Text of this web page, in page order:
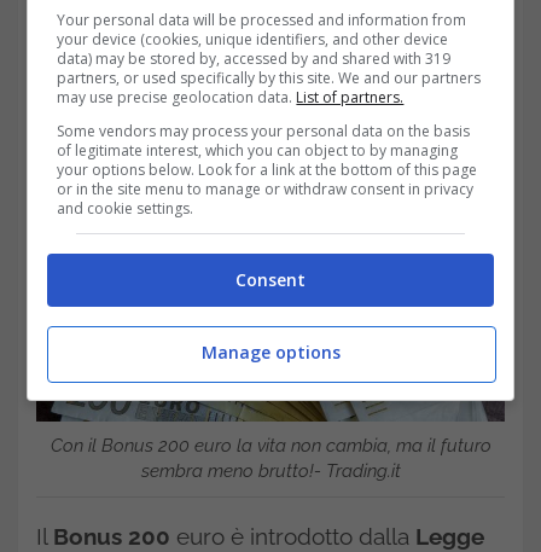
Con il Bonus 200 euro la vita non cambia, ma il futuro
sembra meno brutto!- Trading.it
Il Bonus 200 euro è introdotto dalla Legge
Your personal data will be processed and information from
your device (cookies, unique identifiers, and other device
data) may be stored by, accessed by and shared with 319
partners, or used specifically by this site. We and our partners
may use precise geolocation data. List of partners.
Some vendors may process your personal data on the basis
of legitimate interest, which you can object to by managing
your options below. Look for a link at the bottom of this page
or in the site menu to manage or withdraw consent in privacy
and cookie settings.
Consent
Manage options